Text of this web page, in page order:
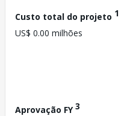
Custo total do projeto 1
US$ 0.00 milhões
Aprovação FY3